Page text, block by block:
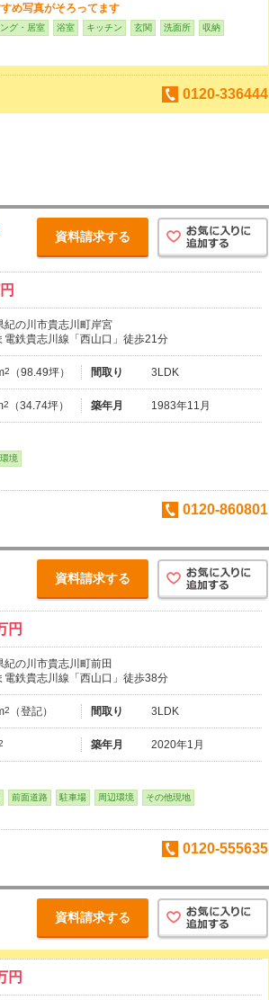
め写真がそろってます
グ・居室 浴室 キッチン 玄関 洗面所 収納
0120-336444
資料請求する
紀の川市貴志川町岸宮
電鉄貴志川線「西山口」徒歩21分
2 （98.49坪） 間取り 3LDK
2 （34.74坪） 築年月 1983年11月
境
0120-860801
資料請求する
円
紀の川市貴志川町前田
電鉄貴志川線「西山口」徒歩38分
2 （登記） 間取り 3LDK
築年月 2020年1月
前面道路 駐車場 周辺環境 その他現地
0120-555635
資料請求する
円